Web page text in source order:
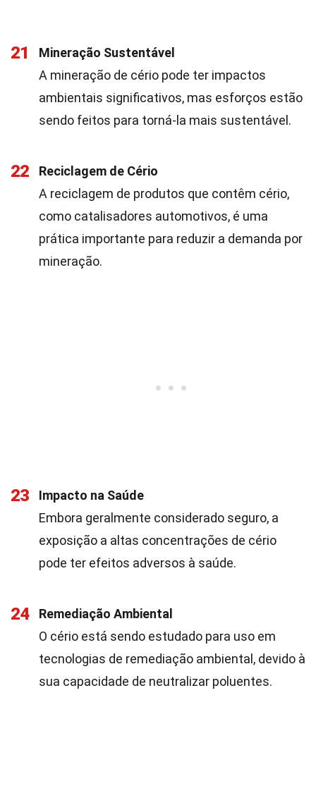
21
Mineração Sustentável
A mineração de cério pode ter impactos
ambientais significativos, mas esforços estão
sendo feitos para torná-la mais sustentável.
22
Reciclagem de Cério
A reciclagem de produtos que contêm cério,
como catalisadores automotivos, é uma
prática importante para reduzir a demanda por
mineração.
23
Impacto na Saúde
Embora geralmente considerado seguro, a
exposição a altas concentrações de cério
pode ter efeitos adversos à saúde.
24
Remediação Ambiental
O cério está sendo estudado para uso em
tecnologias de remediação ambiental, devido à
sua capacidade de neutralizar poluentes.